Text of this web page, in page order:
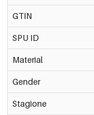
GTIN
SPU ID
Material
Gender
Stagione